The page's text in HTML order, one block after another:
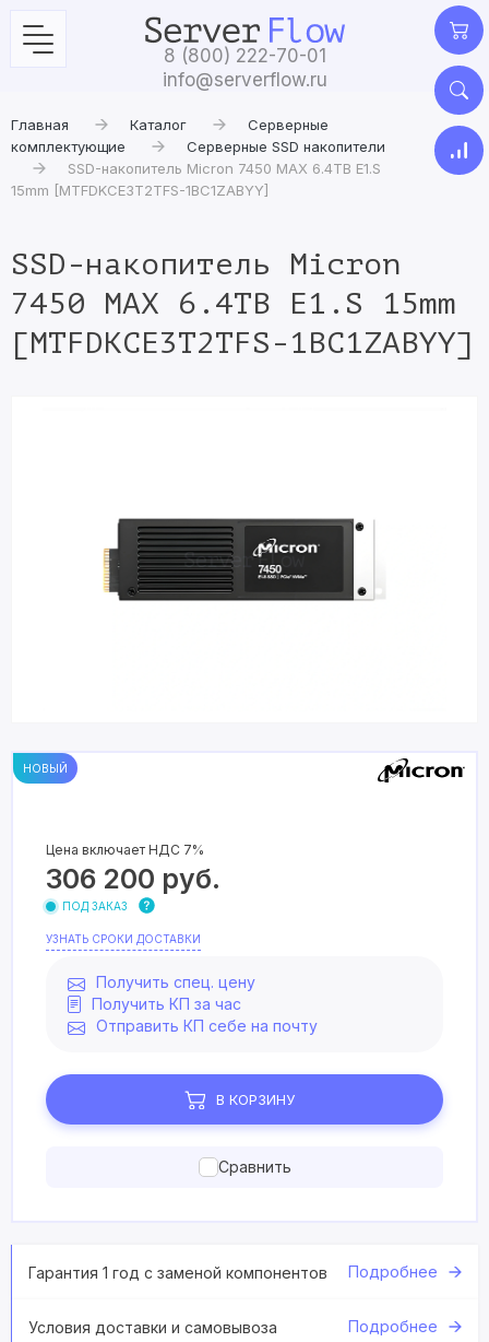
8 (800) 222-70-01
info@serverflow.ru
Главная Каталог
Серверные
комплектующие
Серверные SSD накопители
SSD-накопитель Micron 7450 MAX 6.4TB E1.S
15mm [MTFDKCE3T2TFS-1BC1ZABYY]
SSD-накопитель Micron
7450 MAX 6.4TB E1.S 15mm
[MTFDKCE3T2TFS-1BC1ZABYY]
НОВЫЙ
Цена включает НДС 7%
306 200 руб.
ПОД ЗАКАЗ
УЗНАТЬ СРОКИ ДОСТАВКИ
Получить спец. цену
Получить КП за час
Отправить КП себе на почту
В КОРЗИНУ
Сравнить
Гарантия 1 год с заменой компонентов Подробнее
Условия доставки и самовывоза Подробнее